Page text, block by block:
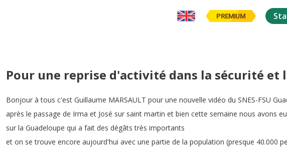
PREMIUM
Pour une reprise d'activité dans la sécurité et
Bonjour à tous c'est Guillaume MARSAULT pour une nouvelle vidéo du SNES-FSU
après le passage de Irma et José sur saint martin et bien cette semaine nous avons eu
sur la Guadeloupe qui a fait des dégâts très importants
et on se trouve encore aujourd'hui avec une partie de la population (presque 40.000